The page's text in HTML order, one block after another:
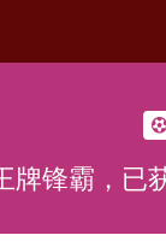
牌锋霸，已